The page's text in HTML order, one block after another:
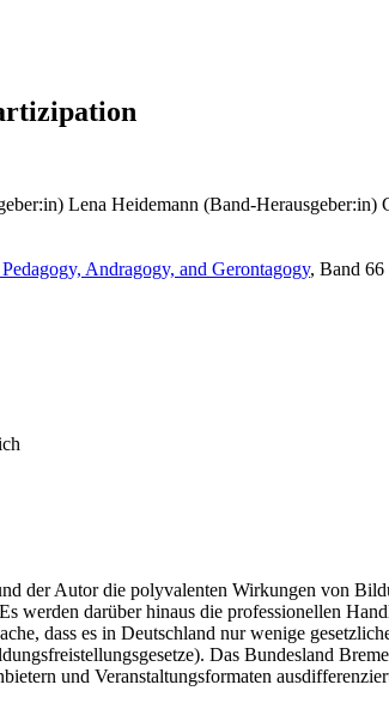
Lena Heidemann (Band-Herausgeber:in)
Andragogy, and Gerontagogy, Band 66
der Autor die polyvalenten Wirkungen von
werden darüber hinaus die professionellen
dass es in Deutschland nur wenige
Das Bundesland
und Veranstaltungsformaten